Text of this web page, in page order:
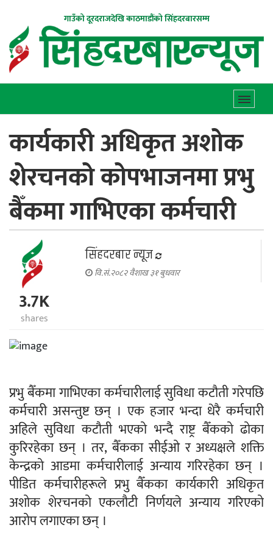
गाउँको दूरदराजदेखि काठमाडौंको सिंहदरबारसम्म
कार्यकारी अधिकृत अशोक
शेरचनको कोपभाजनमा प्रभु
बैँकमा गाभिएका कर्मचारी
सिंहदरबार न्यूज
वि.सं.२०८२ वैशाख ३१ बुधवार
3.7K
shares
प्रभु बैँकमा गाभिएका कर्मचारीलाई सुविधा कटौती गरेपछि
कर्मचारी असन्तुष्ट छन् । एक हजार भन्दा धेरै कर्मचारी
अहिले सुविधा कटौती भएको भन्दै राष्ट्र बैँकको ढोका
कुरिरहेका छन् । तर, बैँकका सीईओ र अध्यक्षले शक्ति
केन्द्रको आडमा कर्मचारीलाई अन्याय गरिरहेका छन् ।
पीडित कर्मचारीहरूले प्रभु बैँकका कार्यकारी अधिकृत
अशोक शेरचनको एकलौटी निर्णयले अन्याय गरिएको
आरोप लगाएका छन् ।